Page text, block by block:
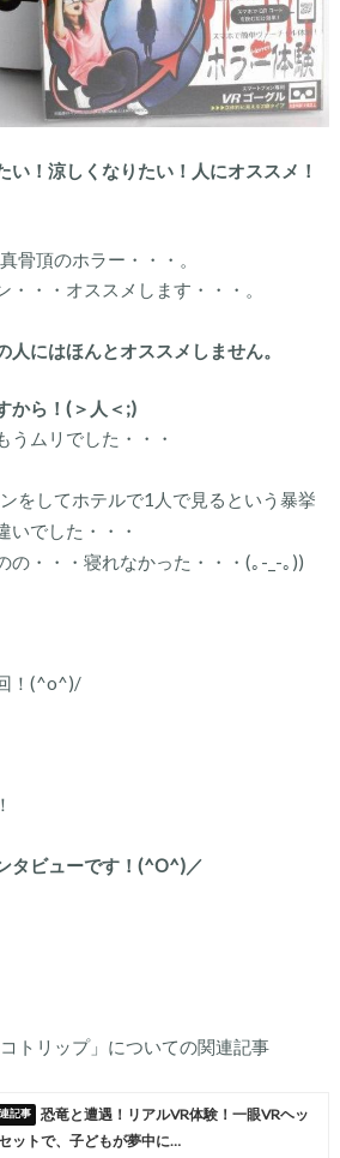
い！涼しくなりたい！人にオススメ！
骨頂のホラー・・・。
・・オススメします・・・。
人にはほんとオススメしません。
から！(＞人＜;)
うムリでした・・・
をしてホテルで1人で見るという暴挙
いでした・・・
の・・・寝れなかった・・・(｡-_-｡))
！(^o^)/
タビューです！(^O^)／
トリップ」についての関連記事
恐竜と遭遇！リアルVR体験！一眼VRヘッ
ットで、子どもが夢中に…